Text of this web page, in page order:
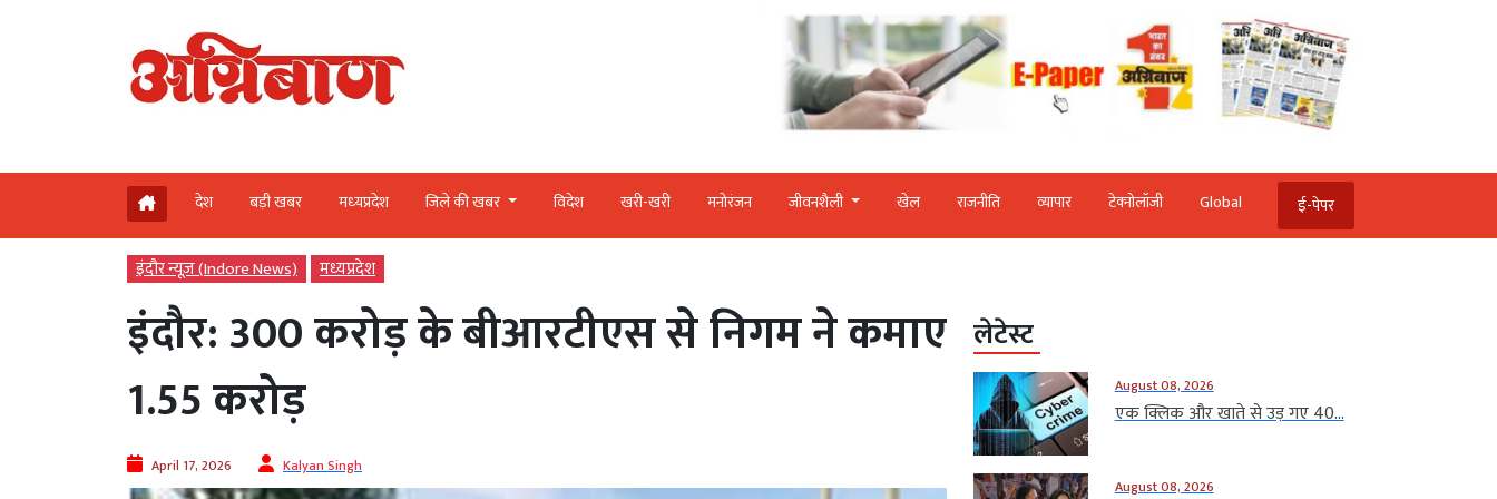
देश बड़ी खबर मध्‍यप्रदेश जिले की खबर विदेश खरी-खरी मनोरंजन जीवनशैली खेल राजनीति व्‍यापार टेक्‍नोलॉजी Global ई-पेपर
इंदौर न्यूज़ (Indore News) मध्‍यप्रदेश
इंदौर: 300 करोड़ के बीआरटीएस से निगम ने कमाए
1.55 करोड़
April 17, 2026 Kalyan Singh
लेटेस्ट
August 08, 2026
एक क्लिक और खाते से उड़ गए 40...
August 08, 2026